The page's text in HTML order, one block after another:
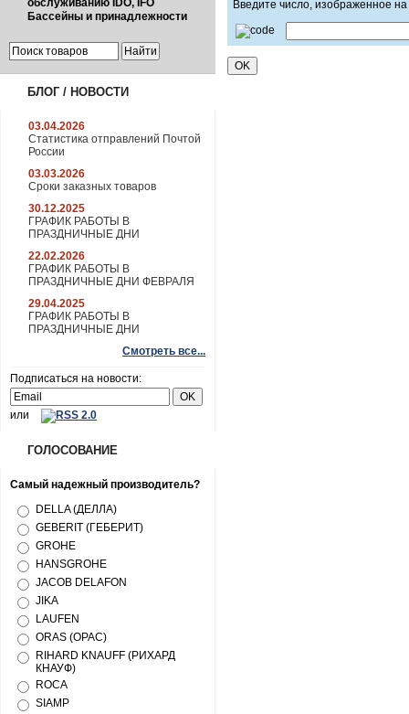
обслуживанию IDO, IFO
Бассейны и принадлежности
БЛОГ / НОВОСТИ
03.04.2026
Статистика отправлений Почтой
России
03.03.2026
Сроки заказных товаров
30.12.2025
ГРАФИК РАБОТЫ В
ПРАЗДНИЧНЫЕ ДНИ
22.02.2026
ГРАФИК РАБОТЫ В
ПРАЗДНИЧНЫЕ ДНИ ФЕВРАЛЯ
29.04.2025
ГРАФИК РАБОТЫ В
ПРАЗДНИЧНЫЕ ДНИ
Смотреть все...
Подписаться на новости:
или
ГОЛОСОВАНИЕ
Самый надежный производитель?
DELLA (ДЕЛЛА)
GEBERIT (ГЕБЕРИТ)
GROHE
HANSGROHE
JACOB DELAFON
JIKA
LAUFEN
ORAS (ОРАС)
RIHARD KNAUFF (РИХАРД
КНАУФ)
ROCA
SIAMP
Введите число, изображенное на